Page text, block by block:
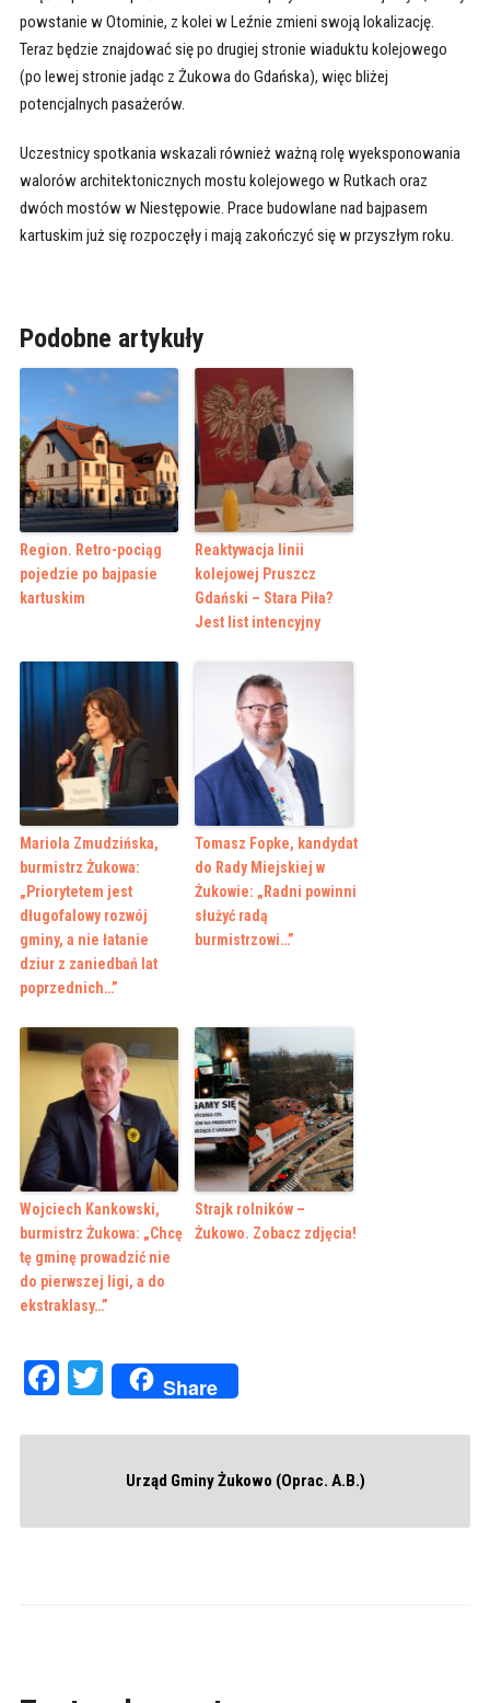
powstanie w Otominie, z kolei w Leźnie zmieni swoją lokalizację.
Teraz będzie znajdować się po drugiej stronie wiaduktu kolejowego
(po lewej stronie jadąc z Żukowa do Gdańska), więc bliżej
potencjalnych pasażerów.
Uczestnicy spotkania wskazali również ważną rolę wyeksponowania
walorów architektonicznych mostu kolejowego w Rutkach oraz
dwóch mostów w Niestępowie. Prace budowlane nad bajpasem
kartuskim już się rozpoczęły i mają zakończyć się w przyszłym roku.
Podobne artykuły
Region. Retro-pociąg
pojedzie po bajpasie
kartuskim
Reaktywacja linii
kolejowej Pruszcz
Gdański – Stara Piła?
Jest list intencyjny
Mariola Zmudzińska,
burmistrz Żukowa:
„Priorytetem jest
długofalowy rozwój
gminy, a nie łatanie
dziur z zaniedbań lat
poprzednich…”
Tomasz Fopke, kandydat
do Rady Miejskiej w
Żukowie: „Radni powinni
służyć radą
burmistrzowi…”
Wojciech Kankowski,
burmistrz Żukowa: „Chcę
tę gminę prowadzić nie
do pierwszej ligi, a do
ekstraklasy…”
Strajk rolników –
Żukowo. Zobacz zdjęcia!
Facebook
Twitter
Share
Urząd Gminy Żukowo (Oprac. A.B.)